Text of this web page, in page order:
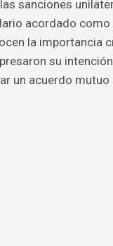
sanciones
acordado
la importancia
su
un acuerdo mutuo